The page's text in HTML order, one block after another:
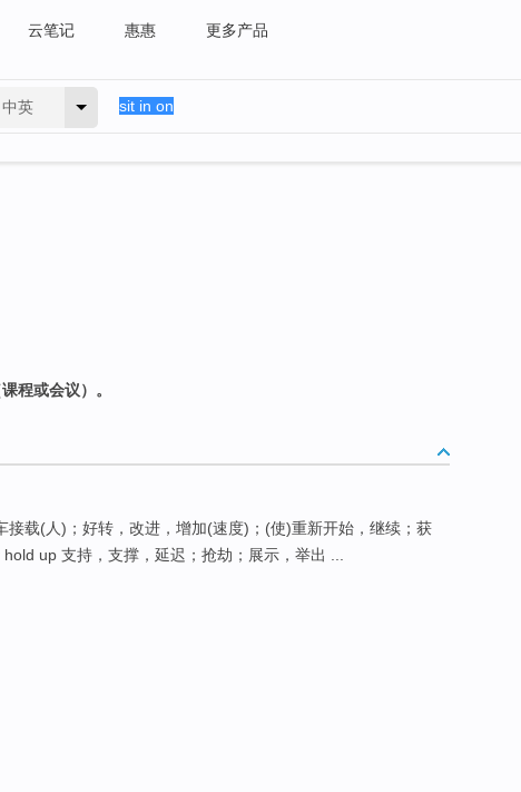
云笔记 惠惠 更多产品
中英
程或会议）。
接载(人)；好转，改进，增加(速度)；(使)重新开始，继续；获
up 支持，支撑，延迟；抢劫；展示，举出 ...